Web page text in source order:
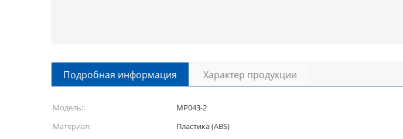
Подробная информация Характер продукции
Модель:: МР043-2
Материал:
Пластика (ABS)